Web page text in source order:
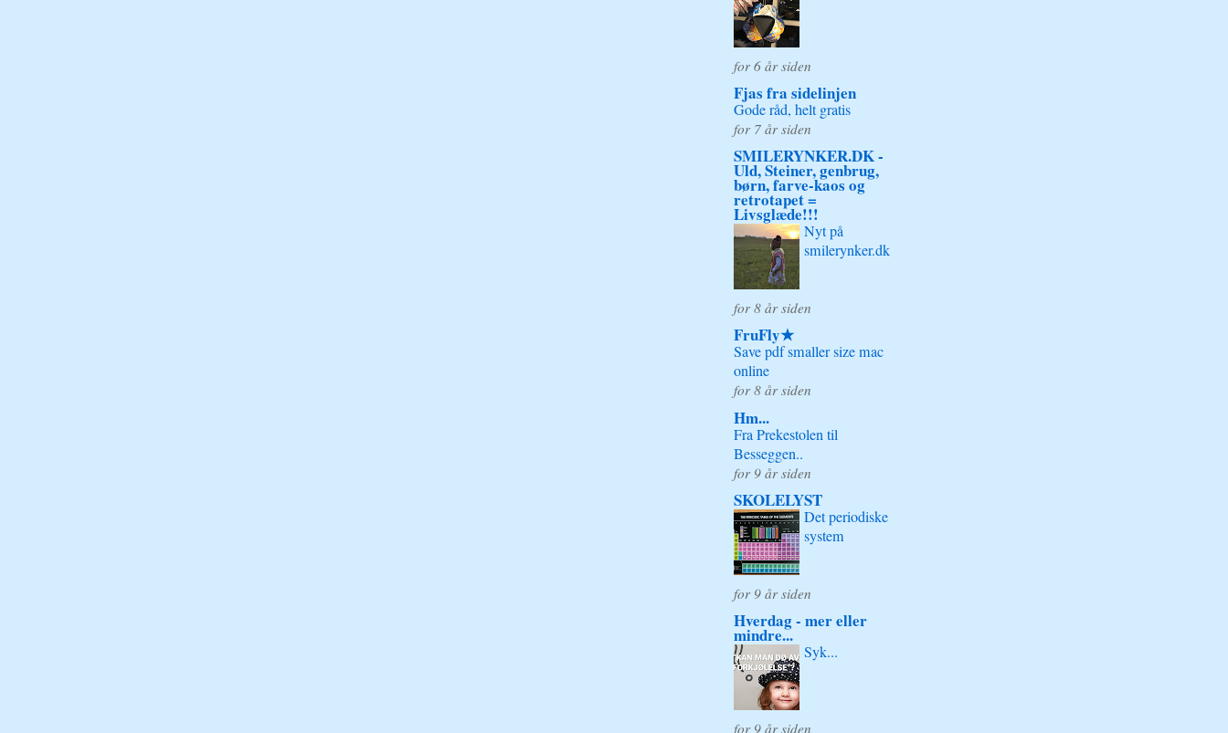
for 6 år siden
Fjas fra sidelinjen
Gode råd, helt gratis
for 7 år siden
SMILERYNKER.DK -
Uld, Steiner, genbrug,
børn, farve-kaos og
retrotapet =
Livsglæde!!!
Nyt på
smilerynker.dk
for 8 år siden
FruFly★
Save pdf smaller size mac
online
for 8 år siden
Hm...
Fra Prekestolen til
Besseggen..
for 9 år siden
SKOLELYST
Det periodiske
system
for 9 år siden
Hverdag - mer eller
mindre...
Syk...
for 9 år siden